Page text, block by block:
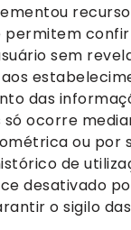
permitem
sem
das
só ocorre
ou por
de
desativado
o sigilo